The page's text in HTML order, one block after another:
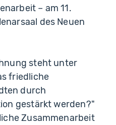
– am 11.
des Neuen
steht unter
friedliche
durch
gestärkt werden?"
Zusammenarbeit